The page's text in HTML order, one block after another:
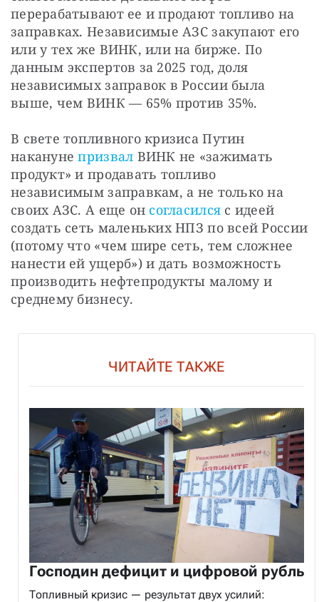
перерабатывают ее и продают топливо на
заправках. Независимые АЗС закупают его
или у тех же ВИНК, или на бирже. По
данным экспертов за 2025 год, доля
независимых заправок в России была
выше, чем ВИНК — 65% против 35%.
В свете топливного кризиса Путин
накануне призвал ВИНК не «зажимать
продукт» и продавать топливо
независимым заправкам, а не только на
своих АЗС. А еще он согласился с идеей
создать сеть маленьких НПЗ по всей России
(потому что «чем шире сеть, тем сложнее
нанести ей ущерб») и дать возможность
производить нефтепродукты малому и
среднему бизнесу.
ЧИТАЙТЕ ТАКЖЕ
Господин дефицит и цифровой рубль
Топливный кризис — результат двух усилий: